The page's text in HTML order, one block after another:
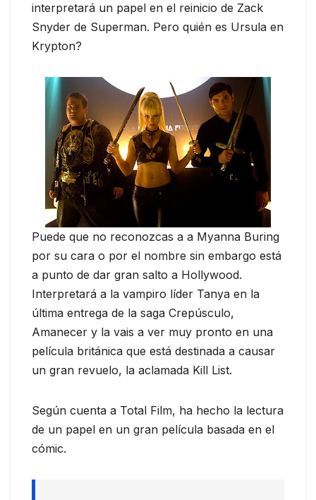
interpretará un papel en el reinicio de Zack
Snyder de Superman. Pero quién es Ursula en
Krypton?
Puede que no reconozcas a a Myanna Buring
por su cara o por el nombre sin embargo está
a punto de dar gran salto a Hollywood.
Interpretará a la vampiro líder Tanya en la
última entrega de la saga Crepúsculo,
Amanecer y la vais a ver muy pronto en una
película británica que está destinada a causar
un gran revuelo, la aclamada Kill List.
Según cuenta a Total Film, ha hecho la lectura
de un papel en un gran película basada en el
cómic.